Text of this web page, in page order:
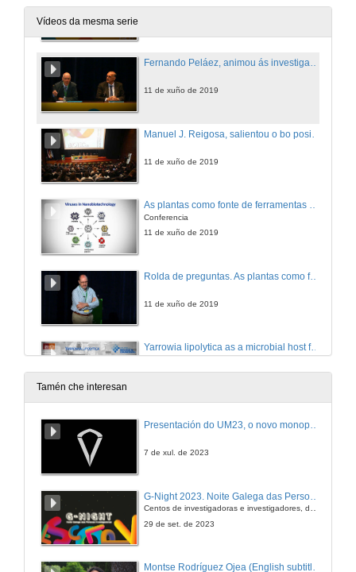
Vídeos da mesma serie
Fernando Peláez, animou ás investigadoras e investigadores máis novos, a participar de forma activa no Congreso
11 de xuño de 2019
11 de xuño de 2019
As plantas como fonte de ferramentas para o desenvolvemento da agricultura molecular e a tecnoloxía nanobiolóxica
Conferencia
11 de xuño de 2019
Rolda de preguntas. As plantas como fonte de ferramentas para o desenvolvemento da agricultura molecular e a tecnoloxía nanobiolóxica
11 de xuño de 2019
Yarrowia lipolytica as a microbial host for flavors and fragrances production
11 de xuño de 2019
Tamén che interesan
Presentación do UM23, o novo monopraza de UVigo Motorsport
7 de xul. de 2023
Centos de investigadoras e investigadores, decenas de actividades e sete cidades
29 de set. de 2023
Montse Rodríguez Ojea (English subtitles)